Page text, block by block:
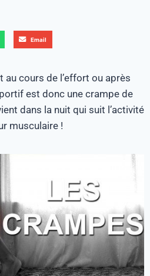
Email
au cours de l’effort ou après
est donc une crampe de
dans la nuit qui suit l’activité
musculaire !